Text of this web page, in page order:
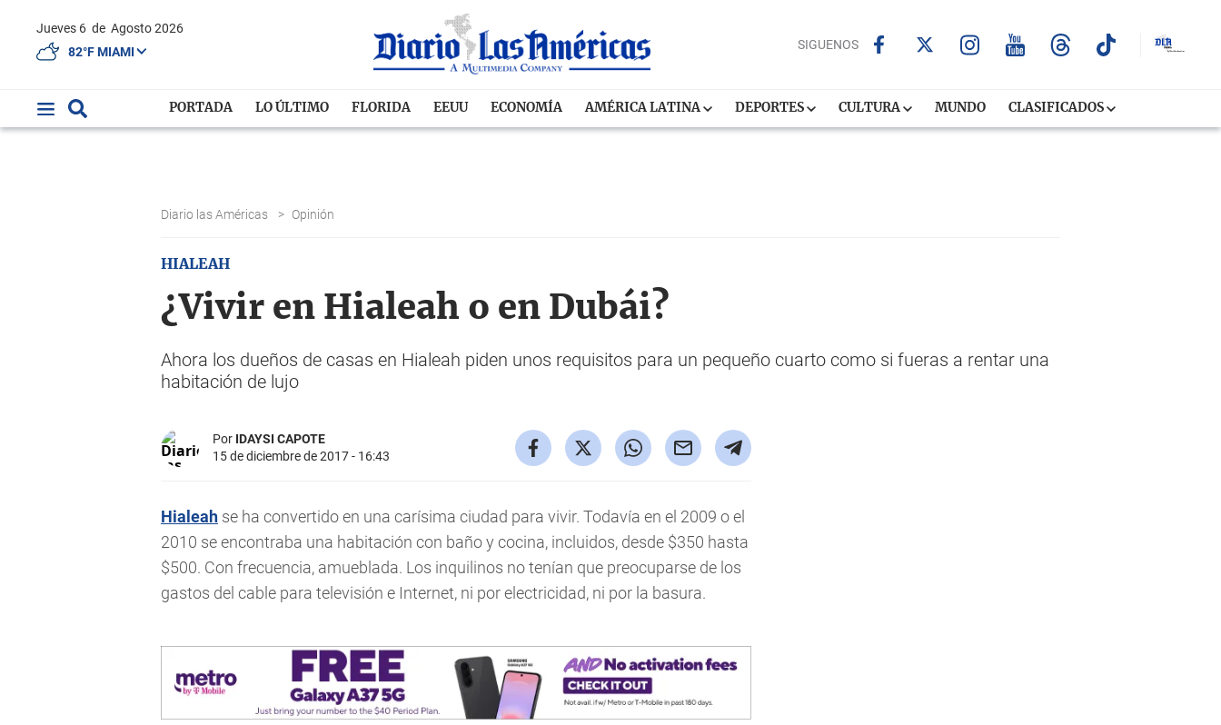
Jueves 6 de Agosto 2026
82°F MIAMI
SIGUENOS
PORTADA LO ÚLTIMO FLORIDA EEUU ECONOMÍA AMÉRICA LATINA DEPORTES CULTURA MUNDO CLASIFICADOS
Diario las Américas > Opinión
HIALEAH
¿Vivir en Hialeah o en Dubái?
Ahora los dueños de casas en Hialeah piden unos requisitos para un pequeño cuarto como si fueras a rentar una
habitación de lujo
Por IDAYSI CAPOTE
15 de diciembre de 2017 - 16:43
Hialeah se ha convertido en una carísima ciudad para vivir. Todavía en el 2009 o el
2010 se encontraba una habitación con baño y cocina, incluidos, desde $350 hasta
$500. Con frecuencia, amueblada. Los inquilinos no tenían que preocuparse de los
gastos del cable para televisión e Internet, ni por electricidad, ni por la basura.